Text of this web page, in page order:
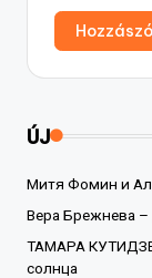
ÚJ
Митя Фомин и
Вера Брежнева
ТАМАРА
солнца